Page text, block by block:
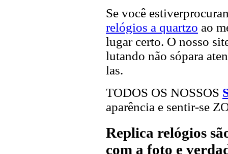
Se você
relógios a quartzo ao
lugar certo. O nosso
lutando não sópara
las.
TODOS OS NOSSOS
aparência e sentir-se
Replica relógios
com a foto e